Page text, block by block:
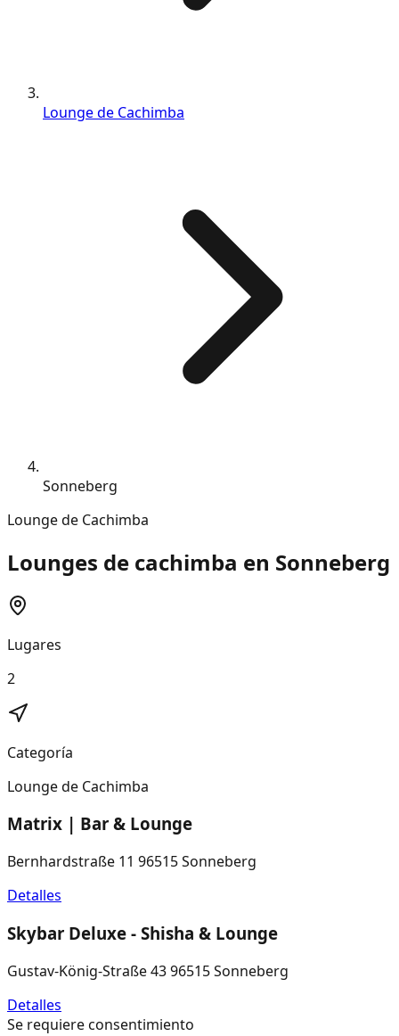
Lounge de Cachimba
Sonneberg
Lounge de Cachimba
Lounges de cachimba en Sonneberg
Lugares
2
Categoría
Lounge de Cachimba
Matrix | Bar & Lounge
Bernhardstraße 11 96515 Sonneberg
Detalles
Skybar Deluxe - Shisha & Lounge
Gustav-König-Straße 43 96515 Sonneberg
Detalles
Se requiere consentimiento